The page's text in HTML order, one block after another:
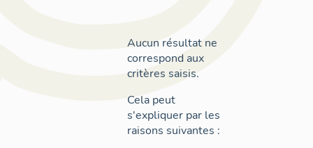
Aucun résultat ne
correspond aux
critères saisis.
Cela peut
s'expliquer par les
raisons suivantes :